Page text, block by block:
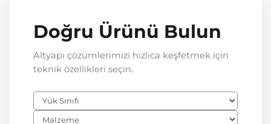
Doğru Ürünü Bulun
Altyapı çözümlerimizi hızlıca keşfetmek için
teknik özellikleri seçin.